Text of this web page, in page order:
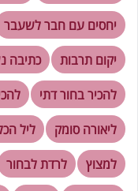
יחסים עם חבר לשעבר
יקום תרבות
כתיבה
להכיר בחור דתי
ליאורה סומק
ליל
למצוץ
לרדת לבחור